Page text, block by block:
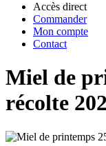
Accès direct
Commander
Mon compte
Contact
Miel de
récolte